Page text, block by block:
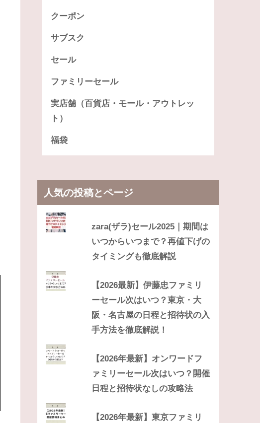
クーポン
サブスク
セール
ファミリーセール
実店舗（百貨店・モール・アウトレッ
ト）
福袋
人気の投稿とページ
zara(ザラ)セール2025｜期間は
いつからいつまで？再値下げの
タイミングも徹底解説
【2026最新】伊藤忠ファミリ
ーセール次はいつ？東京・大
阪・名古屋の日程と招待状の入
手方法を徹底解説！
【2026年最新】オンワードフ
ァミリーセール次はいつ？開催
日程と招待状なしの攻略法
【2026年最新】東京ファミリ